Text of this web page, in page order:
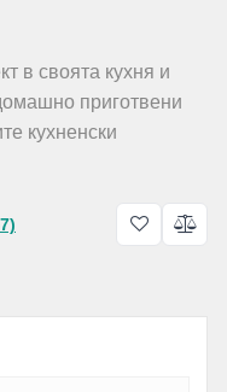
в своята кухня и
приготвени
кухненски